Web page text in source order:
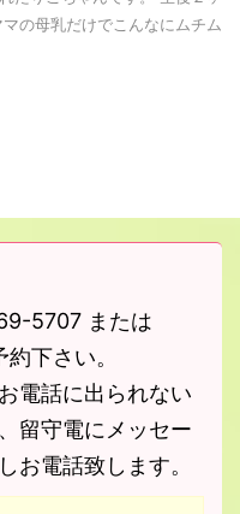
の母乳だけでこんなにムチム
5707 または
下さい。
電話に出られない
留守電にメッセー
お電話致します。